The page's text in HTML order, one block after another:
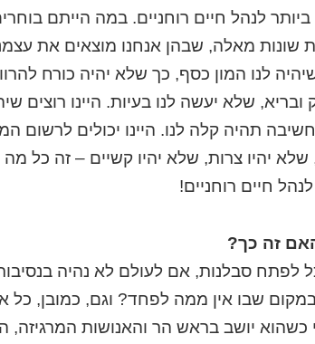
לנהל חיים רוחניים. במה הייתם
שונות מאלה, שבהן אנחנו מוצאים את
לנו המון כסף, כך שלא יהיה כורח
תהיה קלה לנו. היינו יכולים לרשום
יהיו צרות, שלא יהיו קשיים – זה כל מה
חיים רוחניים!
זה כך?
לפתח סבלנות, אם לעולם לא נהיה
שבו אין ממה לפחד? וגם, כמובן, כל
כשהוא יושב בראש הר והאנושות